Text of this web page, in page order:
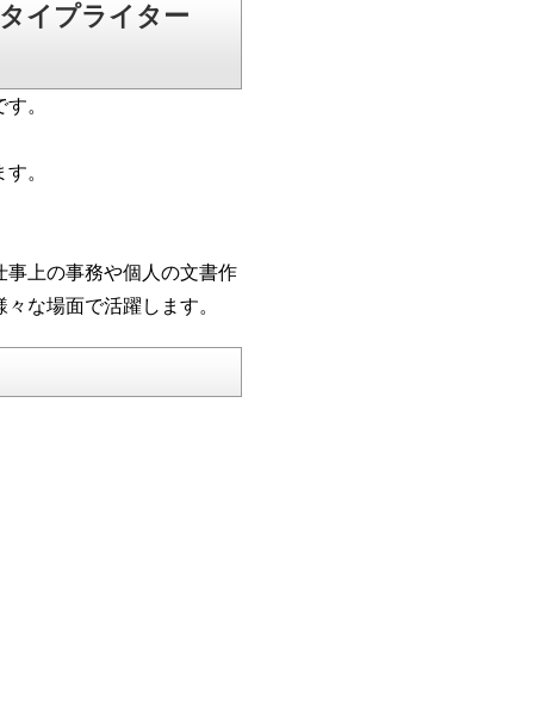
イプライター
。
。
事上の事務や個人の文書作
な場面で活躍します。